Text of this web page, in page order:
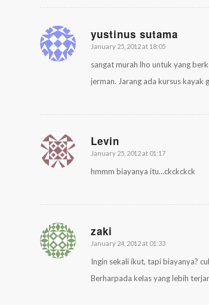
yustinus sutama
says:
January 25, 2012 at 18:05
sangat murah lho untuk yang
jerman. Jarang ada kursus kayak
Levin
says:
January 25, 2012 at 01:17
hmmm biayanya itu…ckckckck
zaki
says:
January 24, 2012 at 01:33
Ingin sekali ikut, tapi biayanya?
Berharpada kelas yang lebih